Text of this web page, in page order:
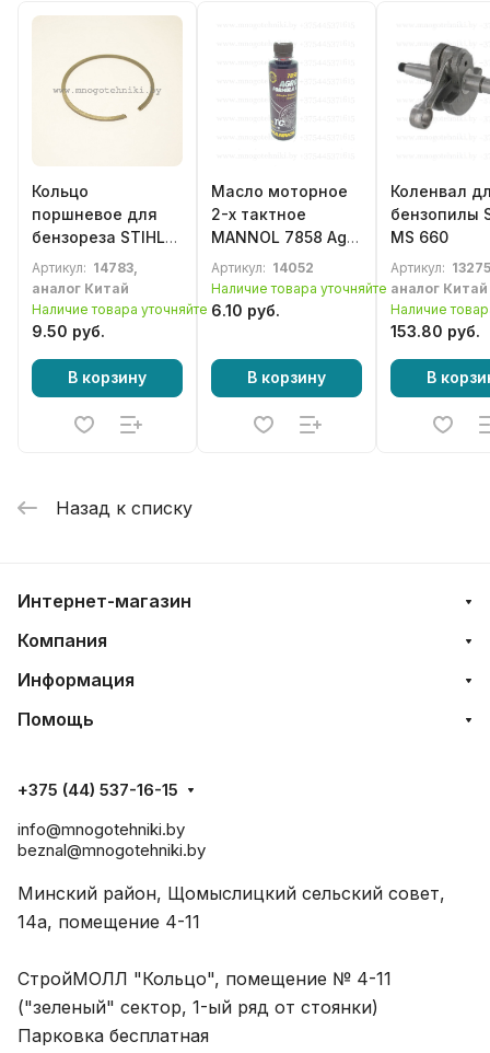
Кольцо
поршневое для
бензореза STIHL
TS510, бензопилы
051
Артикул: 14783,
аналог Китай
Наличие товара уточняйте
9.50 руб.
В корзину
Масло моторное
2-х тактное
MANNOL 7858 Agro
Formula S для
STIHL синтетика,
250мл
Артикул: 14052
Наличие товара уточняйте
6.10 руб.
В корзину
Коленвал
бензопилы
MS 660
Артикул:
аналог Китай
Наличие
153.80 руб.
В
Назад к списку
Интернет-магазин
Компания
Информация
Помощь
+375 (44) 537-16-15
info@mnogotehniki.by
beznal@mnogotehniki.by
Минский район, Щомыслицкий сельский совет,
14а, помещение 4-11
СтройМОЛЛ "Кольцо", помещение № 4-11
("зеленый" сектор, 1-ый ряд от стоянки)
Парковка бесплатная